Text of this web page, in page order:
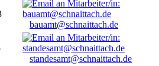
bauamt@schnaittach.de
standesamt@schnaittach.de